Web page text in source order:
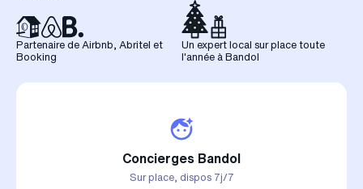
Partenaire de Airbnb, Abritel et
Booking
Un expert local sur place toute
l'année à Bandol
Concierges Bandol
Sur place, dispos 7j/7